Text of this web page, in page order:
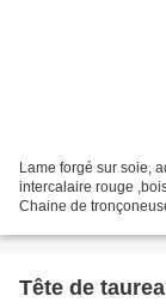
Lame forgé sur soie,
intercalaire rouge
Chaine de